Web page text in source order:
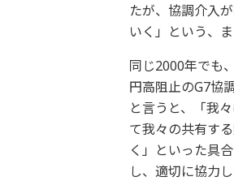
たが、協調介入
いく」という、
同じ2000年でも
円高阻止のG7協
と言うと、「我
て我々の共有す
く」といった具
し、適切に協力